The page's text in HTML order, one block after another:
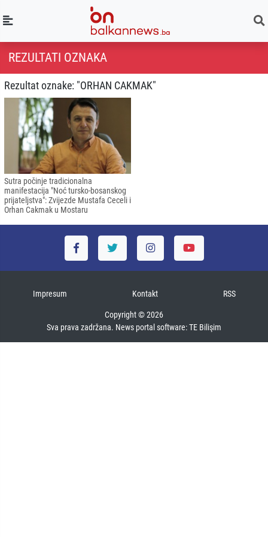
REZULTATI OZNAKA
Rezultat oznake: "ORHAN CAKMAK"
Sutra počinje tradicionalna
manifestacija "Noć tursko-bosanskog
prijateljstva": Zvijezde Mustafa Ceceli i
Orhan Cakmak u Mostaru
Impresum Kontakt RSS
Copyright © 2026
Sva prava zadržana. News portal software:TE Bilişim